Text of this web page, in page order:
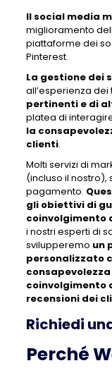
Il social media
miglioramento
piattaforme dei
Pinterest.
La gestione dei
all’esperienza dei
pertinenti e di
platea di
la
clienti.
Molti servizi di
(incluso il
pagamento.
gli obiettivi di
coinvolgimento
i nostri esperti di
svilupperemo un
personalizzato
coinvolgimento
recensioni dei
Richiedi
Perché